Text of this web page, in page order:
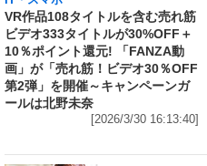
VR作品108タイトルを含む売れ筋
ビデオ333タイトルが30%OFF＋
10％ポイント還元! 「FANZA動
画」が「売れ筋！ビデオ30％OFF
第2弾」を開催～キャンペーンガ
ールは北野未奈
[2026/3/30 16:13:40]